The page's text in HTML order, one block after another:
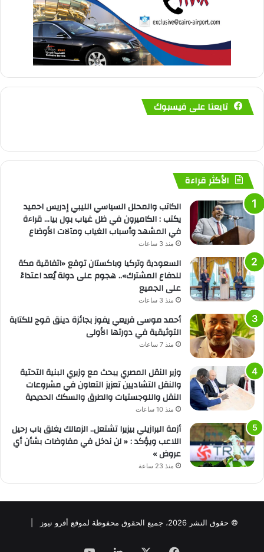
تابعنا على فيسبوك
الأكثر قراءة
الكاتب والمحلل السياسي الليبي إدريس احميد
يكتب : الكاميرون في ظل غياب بول بيا… قراءة
في المشهد وأسباب الغياب ومآلات الأوضاع
منذ 3 ساعات
السعودية وتركيا وباكستان توقع «اتفاقية مكة
للدفاع المشترك».. هجوم على دولة يُعد اعتداءً
على الجميع
منذ 3 ساعات
أحمد موسى قريعي يفوز بجائزة دينق قوج للكتابة
التوثيقية في دورتها الأولى
منذ 7 ساعات
وزير النقل المصري يبحث مع وزيري البنية التحتية
والنقل التشاديين تعزيز التعاون في مشروعات
النقل واللوجستيات والطرق والسكك الحديدية
منذ 10 ساعات
أزمة البرازيلي بيزيرا تشتعل.. الزمالك يغلق باب رحيل
اللاعب ويؤكد : « لن ندخل في مفاوضات بشأن أي
عروض »
منذ 23 ساعة
© حقوق النشر 2026، جميع الحقوق محفوظة لموقع أفرو نيوز |